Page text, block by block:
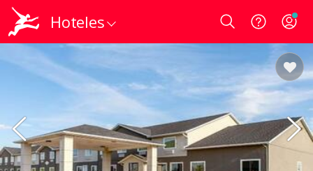
Hoteles Login